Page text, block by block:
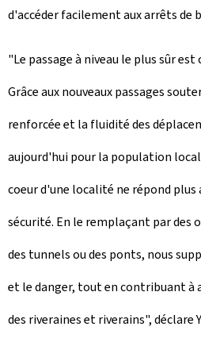
d'accéder facilement aux arrêts de
"Le passage à niveau le plus sûr
Grâce aux nouveaux passages
renforcée et la fluidité des
aujourd'hui pour la population
coeur d'une localité ne répond plus
sécurité. En le remplaçant par des
des tunnels ou des ponts, nous
et le danger, tout en contribuant à
des riveraines et riverains", déclare